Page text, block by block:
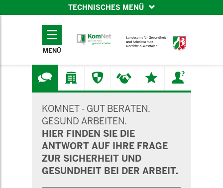
TECHNISCHES MENÜ
TECHNISCHES
MENÜ
KOMNET - GUT BERATEN.
GESUND ARBEITEN.
HIER FINDEN SIE DIE
ANTWORT AUF IHRE FRAGE
ZUR SICHERHEIT UND
GESUNDHEIT BEI DER ARBEIT.